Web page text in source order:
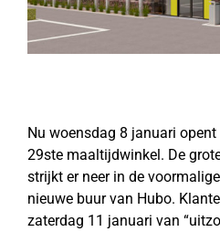
Nu woensdag 8 januari opent
29ste maaltijdwinkel. De
strijkt er neer in de
nieuwe buur van Hubo.
zaterdag 11 januari van